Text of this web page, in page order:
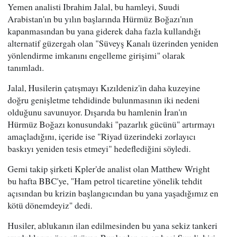
Yemen analisti Ibrahim Jalal, bu hamleyi, Suudi
Arabistan'ın bu yılın başlarında Hürmüz Boğazı'nın
kapanmasından bu yana giderek daha fazla kullandığı
alternatif güzergah olan "Süveyş Kanalı üzerinden yeniden
yönlendirme imkanını engelleme girişimi" olarak
tanımladı.
Jalal, Husilerin çatışmayı Kızıldeniz'in daha kuzeyine
doğru genişletme tehdidinde bulunmasının iki nedeni
olduğunu savunuyor. Dışarıda bu hamlenin İran'ın
Hürmüz Boğazı konusundaki "pazarlık gücünü" artırmayı
amaçladığını, içeride ise "Riyad üzerindeki zorlayıcı
baskıyı yeniden tesis etmeyi" hedeflediğini söyledi.
Gemi takip şirketi Kpler'de analist olan Matthew Wright
bu hafta BBC'ye, "Ham petrol ticaretine yönelik tehdit
açısından bu krizin başlangıcından bu yana yaşadığımız en
kötü dönemdeyiz" dedi.
Husiler, ablukanın ilan edilmesinden bu yana sekiz tankeri